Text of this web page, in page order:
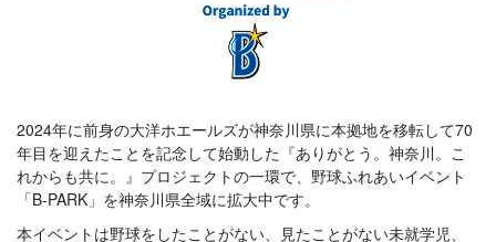
2024年に前身の大洋ホエールズが神奈川県に本拠地を移転して70
年目を迎えたことを記念して始動した『ありがとう。神奈川。こ
れからも共に。』プロジェクトの一環で、野球ふれあいイベント
「B-PARK」を神奈川県全域に拡大中です。
本イベントは野球をしたことがない、見たことがない未就学児、